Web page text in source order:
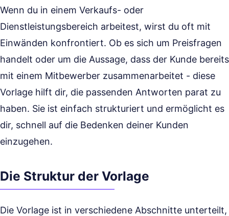
Wenn du in einem Verkaufs- oder
Dienstleistungsbereich arbeitest, wirst du oft mit
Einwänden konfrontiert. Ob es sich um Preisfragen
handelt oder um die Aussage, dass der Kunde bereits
mit einem Mitbewerber zusammenarbeitet - diese
Vorlage hilft dir, die passenden Antworten parat zu
haben. Sie ist einfach strukturiert und ermöglicht es
dir, schnell auf die Bedenken deiner Kunden
einzugehen.
Die Struktur der Vorlage
Die Vorlage ist in verschiedene Abschnitte unterteilt,